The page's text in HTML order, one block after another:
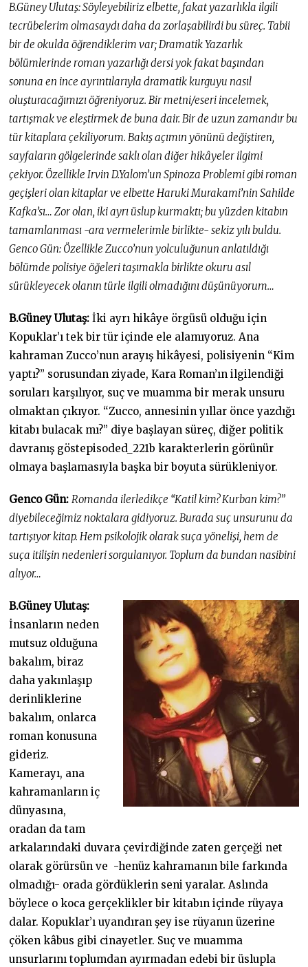
B.Güney Ulutaş: Söyleyebiliriz elbette, fakat yazarlıkla ilgili
tecrübelerim olmasaydı daha da zorlaşabilirdi bu süreç. Tabii
bir de okulda öğrendiklerim var; Dramatik Yazarlık
bölümlerinde roman yazarlığı dersi yok fakat başından
sonuna en ince ayrıntılarıyla dramatik kurguyu nasıl
oluşturacağımızı öğreniyoruz. Bir metni/eseri incelemek,
tartışmak ve eleştirmek de buna dair. Bir de uzun zamandır bu
tür kitaplara çekiliyorum. Bakış açımın yönünü değiştiren,
sayfaların gölgelerinde saklı olan diğer hikâyeler ilgimi
çekiyor. Özellikle Irvin D.Yalom’un Spinoza Problemi gibi roman
geçişleri olan kitaplar ve elbette Haruki Murakami’nin Sahilde
Kafka’sı… Zor olan, iki ayrı üslup kurmaktı; bu yüzden kitabın
tamamlanması -ara vermelerimle birlikte- sekiz yılı buldu.
Genco Gün: Özellikle Zucco’nun yolculuğunun anlatıldığı
bölümde polisiye öğeleri taşımakla birlikte okuru asıl
sürükleyecek olanın türle ilgili olmadığını düşünüyorum…
B.Güney Ulutaş: İki ayrı hikâye örgüsü olduğu için
Kopuklar’ı tek bir tür içinde ele alamıyoruz. Ana
kahraman Zucco’nun arayış hikâyesi, polisiyenin “Kim
yaptı?” sorusundan ziyade, Kara Roman’ın ilgilendiği
soruları karşılıyor, suç ve muamma bir merak unsuru
olmaktan çıkıyor. “Zucco, annesinin yıllar önce yazdığı
kitabı bulacak mı?” diye başlayan süreç, diğer politik
davranış göstepisoded_221b karakterlerin görünür
olmaya başlamasıyla başka bir boyuta sürükleniyor.
Genco Gün: Romanda ilerledikçe “Katil kim? Kurban kim?”
diyebileceğimiz noktalara gidiyoruz. Burada suç unsurunu da
tartışıyor kitap. Hem psikolojik olarak suça yönelişi, hem de
suça itilişin nedenleri sorgulanıyor. Toplum da bundan nasibini
alıyor…
B.Güney Ulutaş:
İnsanların neden
mutsuz olduğuna
bakalım, biraz
daha yakınlaşıp
derinliklerine
bakalım, onlarca
roman konusuna
gideriz.
Kamerayı, ana
kahramanların iç
dünyasına,
oradan da tam
arkalarındaki duvara çevirdiğinde zaten gerçeği net
olarak görürsün ve -henüz kahramanın bile farkında
olmadığı- orada gördüklerin seni yaralar. Aslında
böylece o koca gerçeklikler bir kitabın içinde rüyaya
dalar. Kopuklar’ı uyandıran şey ise rüyanın üzerine
çöken kâbus gibi cinayetler. Suç ve muamma
unsurlarını toplumdan ayırmadan edebi bir üslupla